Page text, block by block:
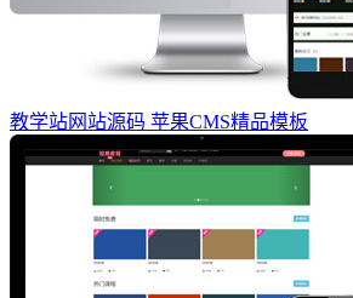
教学站网站源码 苹果CMS精品模板